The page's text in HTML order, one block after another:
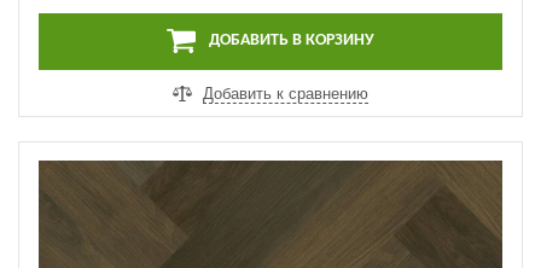
ДОБАВИТЬ В КОРЗИНУ
Добавить к сравнению